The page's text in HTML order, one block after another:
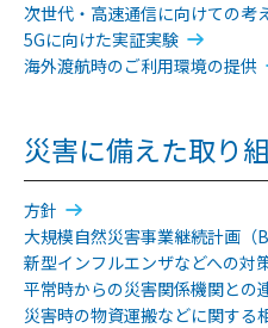
次世代・高速通信に向けての考
5Gに向けた実証実験
海外渡航時のご利用環境の提供
災害に備えた取り
方針
大規模自然災害事業継続計画（
新型インフルエンザなどへの対
平常時からの災害関係機関との
災害時の物資運搬などに関する